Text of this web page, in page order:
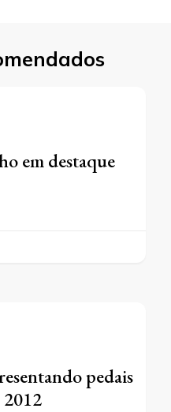
em destaque
pedais